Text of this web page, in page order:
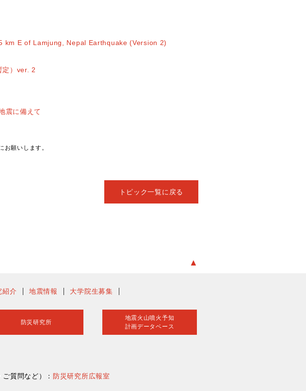
E of Lamjung, Nepal Earthquake (Version 2)
定）ver. 2
震に備えて
願いします。
トピック一覧に戻る
▲
紹介 地震情報 大学院生募集
防災研究所
地震火山噴火予知
計画データベース
質問など）： 防災研究所広報室